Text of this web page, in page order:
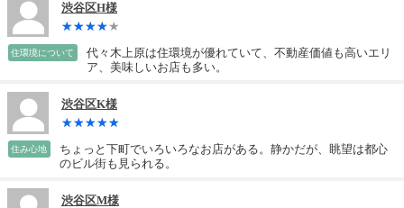
渋谷区H様
住環境について
代々木上原は住環境が優れていて、不動産価値も高いエリ
ア、美味しいお店も多い。
渋谷区K様
住み心地
ちょっと下町でいろいろなお店がある。静かだが、眺望は都心
のビル街も見られる。
渋谷区M様